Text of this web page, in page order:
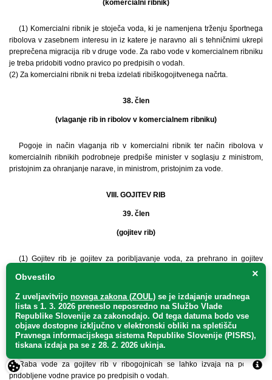
(komercialni ribnik)
(1) Komercialni ribnik je stoječa voda, ki je namenjena trženju športnega
ribolova v zasebnem interesu in iz katere je naravno ali s tehničnimi ukrepi
preprečena migracija rib v druge vode. Za rabo vode v komercialnem ribniku
je treba pridobiti vodno pravico po predpisih o vodah.
(2) Za komercialni ribnik ni treba izdelati ribiškogojitvenega načrta.
38. člen
(vlaganje rib in ribolov v komercialnem ribniku)
Pogoje in način vlaganja rib v komercialni ribnik ter način ribolova v
komercialnih ribnikih podrobneje predpiše minister v soglasju z ministrom,
pristojnim za ohranjanje narave, in ministrom, pristojnim za vode.
VIII. GOJITEV RIB
39. člen
(gojitev rib)
(1) Gojitev rib je gojitev za poribljavanje voda, za prehrano in gojitev
(2) Ribe, razen rib iz sonaravne gojitve, se lahko gojijo le v ribogojnici, ki je s
tehničnimi sredstvi ločena od naravnega okolja.
40. člen
(vodna pravica)
Raba vode za gojitev rib v ribogojnicah se lahko izvaja na podlagi
pridobljene vodne pravice po predpisih o vodah.
×
Obvestilo
Z uveljavitvijo novega zakona (ZOUL) se je izdajanje uradnega
lista s 1. 3. 2026 preneslo neposredno na Službo Vlade
Republike Slovenije za zakonodajo. Od tega datuma bodo vse
objave dostopne izključno v elektronski obliki na spletišču
Pravnega informacijskega sistema Republike Slovenije (PISRS),
tiskana izdaja pa se z 28. 2. 2026 ukinja.